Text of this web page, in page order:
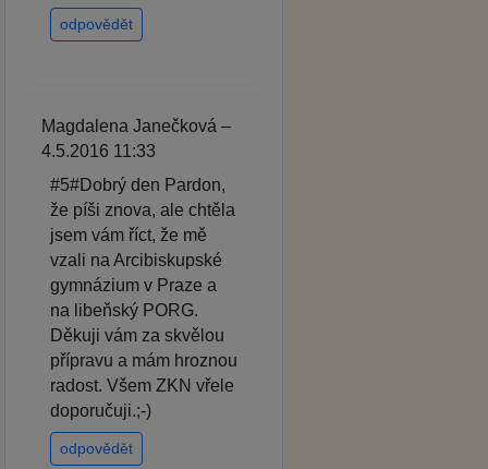
odpovědět
Magdalena Janečková –
4.5.2016 11:33
#5#Dobrý den Pardon,
že píši znova, ale chtěla
jsem vám říct, že mě
vzali na Arcibiskupské
gymnázium v Praze a
na libeňský PORG.
Děkuji vám za skvělou
přípravu a mám hroznou
radost. Všem ZKN vřele
doporučuji.;-)
odpovědět